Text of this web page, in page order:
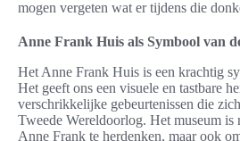
mogen vergeten wat er tijdens die
Anne Frank Huis als Symbool van
Het Anne Frank Huis is een krachtig
Het geeft ons een visuele en tastbare
verschrikkelijke gebeurtenissen die
Tweede Wereldoorlog. Het museum is
Anne Frank te herdenken, maar ook